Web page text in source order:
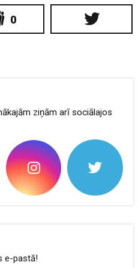
0
ziņām arī sociālajos
e-pastā!